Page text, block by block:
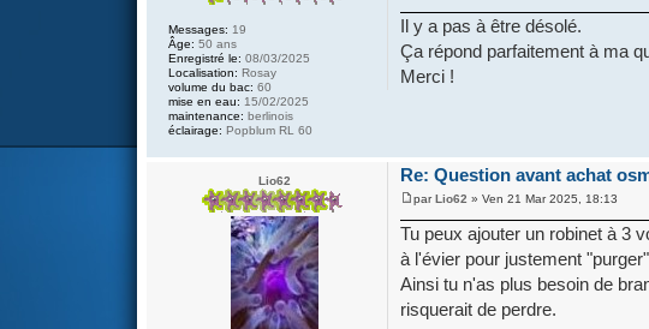
Il y a pas à être désolé.
Ça répond parfaitement à ma
Merci !
Messages: 19
Âge: 50 ans
Enregistré le: 08/03/2025
Localisation: Rosay
volume du bac: 60
mise en eau: 15/02/2025
maintenance: berlinois
éclairage: Popblum RL 60
Re: Question avant achat
parLio62 » Ven 21 Mar 2025, 18:13
Tu peux ajouter un robinet à 3
à l'évier pour justement
Ainsi tu n'as plus besoin de
risquerait de perdre.
Lio62